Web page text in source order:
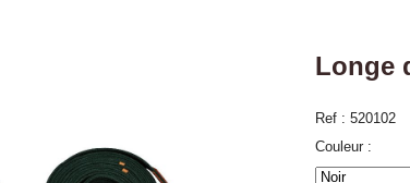
Longe
Ref : 520102
Couleur :